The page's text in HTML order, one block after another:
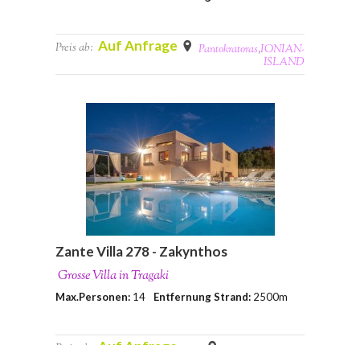
Preis ab: Auf Anfrage Pantokratoras,IONIAN-
ISLAND
Zante Villa 278 - Zakynthos
Grosse Villa in Tragaki
Max.Personen: 14 Entfernung Strand: 2500m